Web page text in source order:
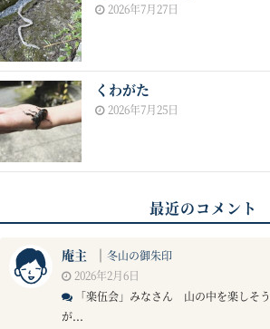
2026年7月27日
くわがた
2026年7月25日
最近のコメント
庵主 ｜ 冬山の御朱印
2026年2月6日
「楽伍会」みなさん 山の中を楽しそ
が...